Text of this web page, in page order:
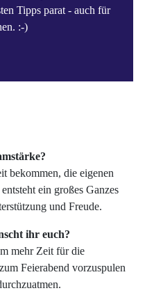
Tipps parat - auch für
:-)
bekommen, die eigenen
ein großes Ganzes
und Freude.
ihr euch?
mehr Zeit für die
Feierabend vorzuspulen